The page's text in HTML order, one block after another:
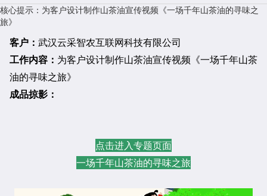
核心提示：为客户设计制作山茶油宣传视频《一场千年山茶油的寻味之
旅》
客户： 武汉云采智农互联网科技有限公司
工作内容： 为客户设计制作山茶油宣传视频《一场千年山茶
油的寻味之旅》
成品掠影：
点击进入专题页面
一场千年山茶油的寻味之旅